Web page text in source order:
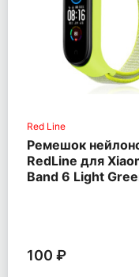
Red Line
Ремешок
RedLine для
Band 6 Light
100 ₽